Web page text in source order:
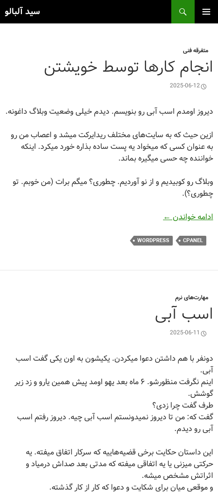
سید آلبالو
متفرقه فنی
انجام کارها توسط خویشتن
2025-06-12
دیروز اومدم اسب آبی رو بنویسم. دیدم خیلی وضعیت وبلاگ داغونه.
ازین حیث که به سایت‌های مختلف ریدایرکت میشد و اعصاب من رو
به عنوان کسی که میخواد یه پست ساده بذاره خورد میکرد. اینکه
خواننده چه حسی میگیره بماند.
وبلاگ رو کوبیدیم و از نو آوردیم. چطوری؟ میگم برات (من خوبم. تو
چطوری؟).
ادامه خواندنانجام کارها توسط خویشتن
←
CPANEL
WORDPRESS
مهارت‌های نرم
اسب آبی
2025-06-11
دونفر با هم داشتن دعوا میکردن. یکیشون به اون یکی گفت اسب
آبی.
اینم نگرفت منظورشو. ۶ ماه بعد یهو اومد پیش همین یارو و زد زیر
گوشش.
طرف گفت چرا زدی؟
گفت که: من تا دیروز نمیدونستم اسب آبی چیه. دیروز رفتم اسب
آبی رو دیدم.
این داستان حکایت برخی قضیه‌هاییه که سرکار اتفاق میفته. یه
حرکتی میزنی یا یه اتفاقی میفته که مدتی بعد صداش درمیاد و
اثراتش مشخص میشه.
و موقعی میان برای شکایت و دعوا که کار از کار گذشته.